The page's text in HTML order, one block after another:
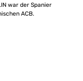
war der Spanier
ACB.